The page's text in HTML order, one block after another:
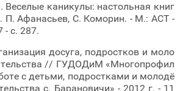
каникулы: настольная книг
П. Афанасьев, С. Коморин. - М.: ACT -
- с. 287.
досуга, подростков и моло
// ГУДОДиМ «Многопрофил
с детьми, подростками и молодё
с. Барановичи» - 2012 г. - 11